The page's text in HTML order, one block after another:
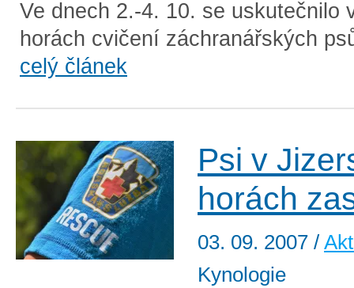
Ve dnech 2.-4. 10. se uskutečnilo
horách cvičení záchranářských
celý článek
Psi v
horách
03. 09. 2007 /
Kynologie